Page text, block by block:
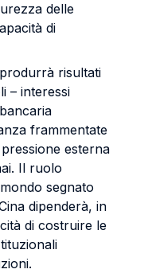
delle
di
risultati
– interessi
frammentate
esterna
Il ruolo
segnato
dipenderà, in
di costruire le